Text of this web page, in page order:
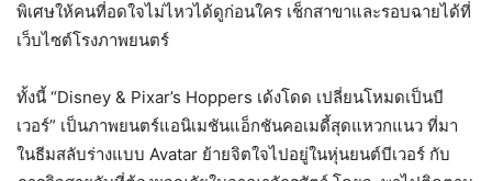
พิเศษให้คนที่อดใจไม่ไหวได้ดูก่อนใคร เช็กสาขาและรอบฉายได้ที่
เว็บไซต์โรงภาพยนตร์
ทั้งนี้ “Disney & Pixar’s Hoppers เด้งโดด เปลี่ยนโหมดเป็นบี
เวอร์” เป็นภาพยนตร์แอนิเมชันแอ็กชันคอเมดี้สุดแหวกแนว ที่มา
ในธีมสลับร่างแบบ Avatar ย้ายจิตใจไปอยู่ในหุ่นยนต์บีเวอร์ กับ